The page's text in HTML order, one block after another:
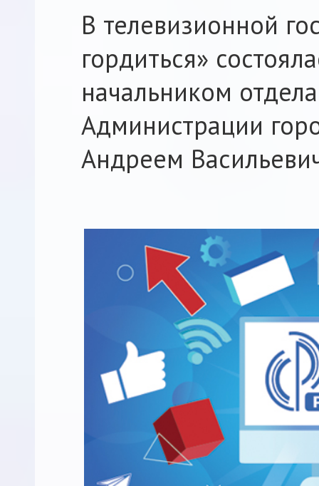
В телевизионной
гордиться»
начальником
Администрации
Андреем